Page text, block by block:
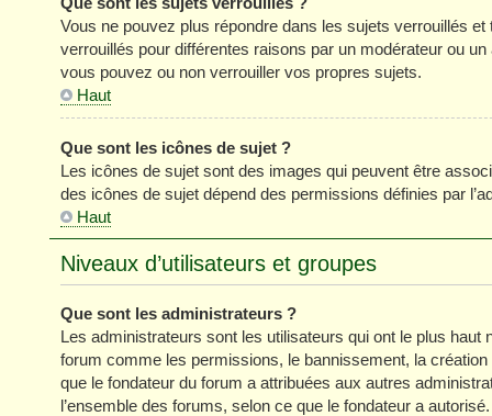
Vous ne pouvez plus répondre dans les sujets verrouillés
verrouillés pour différentes raisons par un modérateur ou
vous pouvez ou non verrouiller vos propres sujets.
Haut
Que sont les icônes de sujet ?
Les icônes de sujet sont des images qui peuvent être
des icônes de sujet dépend des permissions définies par
Haut
Niveaux d’utilisateurs et groupes
Que sont les administrateurs ?
Les administrateurs sont les utilisateurs qui ont le plus
forum comme les permissions, le bannissement, la
que le fondateur du forum a attribuées aux autres
l’ensemble des forums, selon ce que le fondateur a autorisé.